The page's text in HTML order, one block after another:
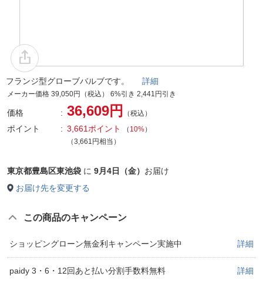
フランジ型グローブバルブです。 詳細
メーカー価格 39,050円（税込） 6%引き 2,441円引き
価格 36,609円 （税込）
ポイント 3,661ポイント （ 10%）
（3,661円相当）
東京都豊島区東池袋 に 9月4日（金） お届け
お届け先を変更する
この商品のキャンペーン
ショッピングローン無金利キャンペーン実施中 詳細
paidy 3・6・12回あと払い分割手数料無料 詳細